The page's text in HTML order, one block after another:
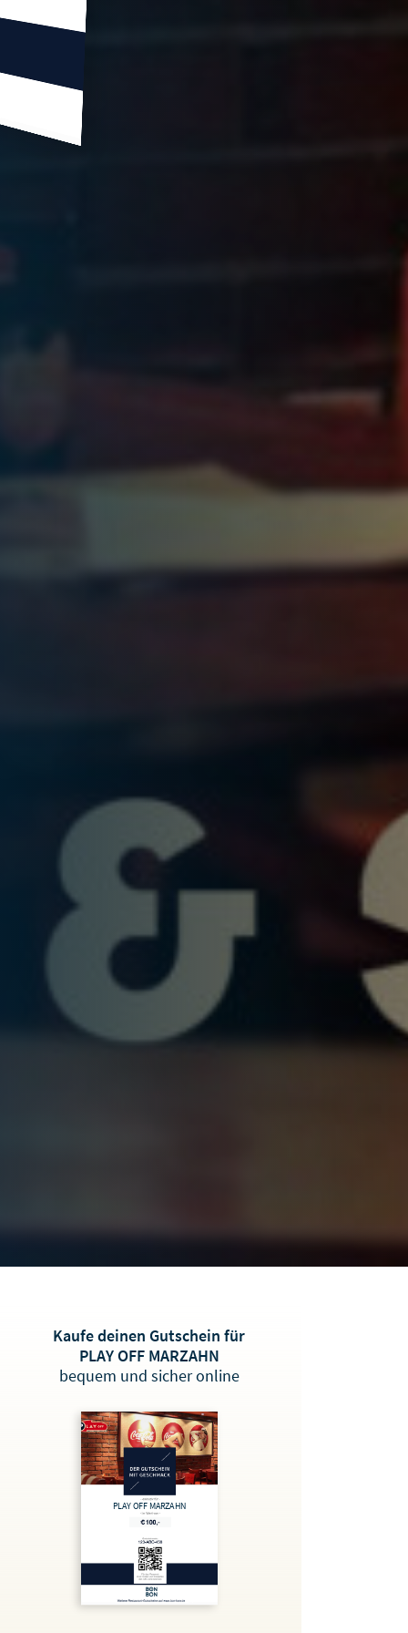
Kaufe deinen Gutschein für
PLAY OFF MARZAHN
bequem und sicher online
PLAY OFF MARZAHN